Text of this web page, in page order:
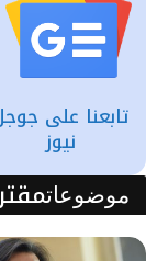
تابعنا على
نيوز
موضوعات